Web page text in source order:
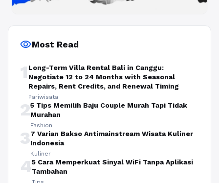
visibilityMost Read
1 Long-Term Villa Rental Bali in Canggu:
Negotiate 12 to 24 Months with Seasonal
Repairs, Rent Credits, and Renewal Timing
Pariwisata
25 Tips Memilih Baju Couple Murah Tapi Tidak
Murahan
Fashion
37 Varian Bakso Antimainstream Wisata Kuliner
Indonesia
Kuliner
45 Cara Memperkuat Sinyal WiFi Tanpa Aplikasi
Tambahan